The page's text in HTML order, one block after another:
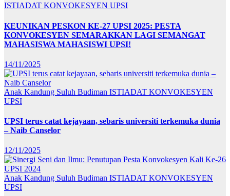
ISTIADAT KONVOKESYEN UPSI
KEUNIKAN PESKON KE-27 UPSI 2025: PESTA
KONVOKESYEN SEMARAKKAN LAGI SEMANGAT
MAHASISWA MAHASISWI UPSI!
14/11/2025
Anak Kandung Suluh Budiman ISTIADAT KONVOKESYEN
UPSI
UPSI terus catat kejayaan, sebaris universiti terkemuka dunia
– Naib Canselor
12/11/2025
Anak Kandung Suluh Budiman ISTIADAT KONVOKESYEN
UPSI